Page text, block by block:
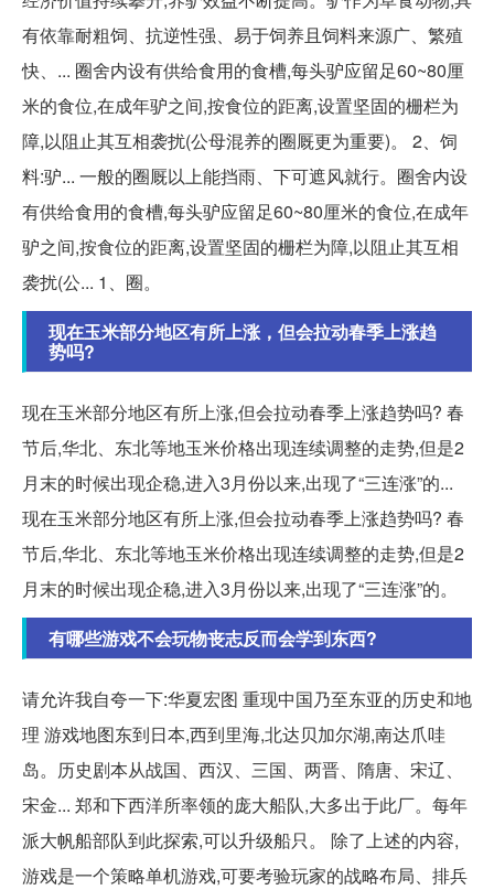
有依靠耐粗饲、抗逆性强、易于饲养且饲料来源广、繁殖
快、... 圈舍内设有供给食用的食槽,每头驴应留足60~80厘
米的食位,在成年驴之间,按食位的距离,设置坚固的栅栏为
障,以阻止其互相袭扰(公母混养的圈厩更为重要)。 2、饲
料:驴... 一般的圈厩以上能挡雨、下可遮风就行。圈舍内设
有供给食用的食槽,每头驴应留足60~80厘米的食位,在成年
驴之间,按食位的距离,设置坚固的栅栏为障,以阻止其互相
袭扰(公... 1、圈。
现在玉米部分地区有所上涨，但会拉动春季上涨趋
势吗?
现在玉米部分地区有所上涨,但会拉动春季上涨趋势吗? 春
节后,华北、东北等地玉米价格出现连续调整的走势,但是2
月末的时候出现企稳,进入3月份以来,出现了“三连涨”的...
现在玉米部分地区有所上涨,但会拉动春季上涨趋势吗? 春
节后,华北、东北等地玉米价格出现连续调整的走势,但是2
月末的时候出现企稳,进入3月份以来,出现了“三连涨”的。
有哪些游戏不会玩物丧志反而会学到东西?
请允许我自夸一下:华夏宏图 重现中国乃至东亚的历史和地
理 游戏地图东到日本,西到里海,北达贝加尔湖,南达爪哇
岛。历史剧本从战国、西汉、三国、两晋、隋唐、宋辽、
宋金... 郑和下西洋所率领的庞大船队,大多出于此厂。每年
派大帆船部队到此探索,可以升级船只。 除了上述的内容,
游戏是一个策略单机游戏,可要考验玩家的战略布局、排兵